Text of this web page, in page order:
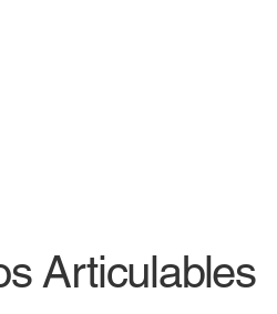
Articulables